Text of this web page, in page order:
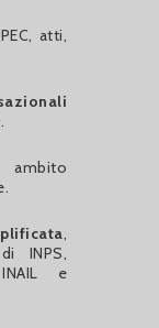
atti,
,
INPS,
INAIL e